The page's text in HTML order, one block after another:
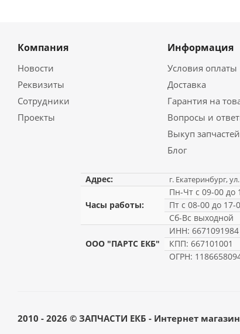
Компания
Новости
Реквизиты
Сотрудники
Проекты
Информация
Условия оплаты
Доставка
Гарантия на
Вопросы и
Выкуп запчастей
Блог
Адрес: г. Екатеринбург,
Часы работы:
Пн-Чт с 09-00 до
Пт с 08-00 до 17-
Сб-Вс выходной
ООО "ПАРТС ЕКБ"
ИНН: 6671091984
КПП: 667101001
ОГРН:
2010 - 2026 © ЗАПЧАСТИ ЕКБ - Интернет